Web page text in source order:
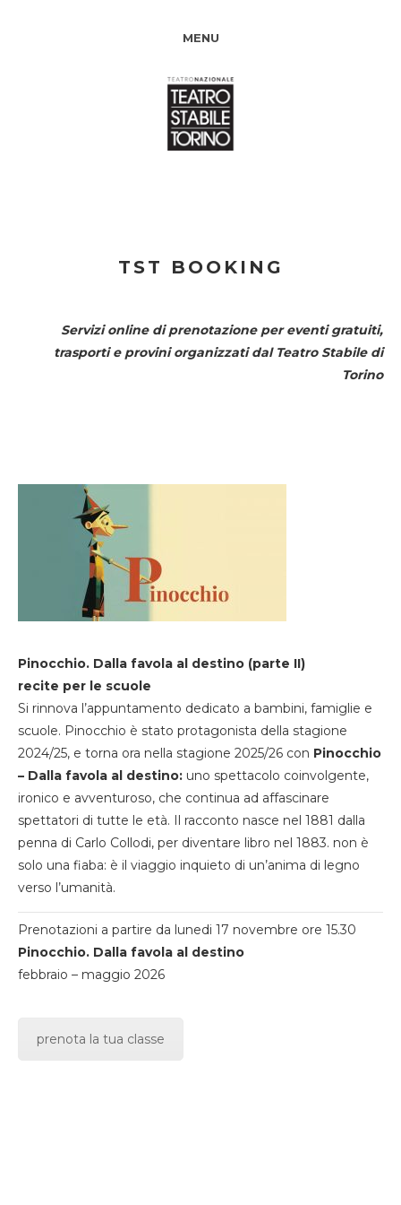
MENU
TST BOOKING
Servizi online di prenotazione per eventi gratuiti,
trasporti e provini organizzati dal Teatro Stabile di
Torino
Pinocchio. Dalla favola al destino (parte II)
recite per le scuole
Si rinnova l’appuntamento dedicato a bambini, famiglie e
scuole. Pinocchio è stato protagonista della stagione
2024/25, e torna ora nella stagione 2025/26 con Pinocchio
– Dalla favola al destino: uno spettacolo coinvolgente,
ironico e avventuroso, che continua ad affascinare
spettatori di tutte le età. Il racconto nasce nel 1881 dalla
penna di Carlo Collodi, per diventare libro nel 1883. non è
solo una fiaba: è il viaggio inquieto di un’anima di legno
verso l’umanità.
Prenotazioni a partire da lunedi 17 novembre ore 15.30
Pinocchio. Dalla favola al destino
febbraio – maggio 2026
prenota la tua classe